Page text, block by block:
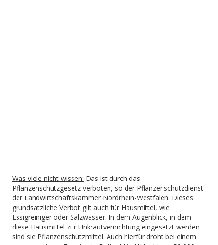
Was viele nicht wissen: Das ist durch das
Pflanzenschutzgesetz verboten, so der Pflanzenschutzdienst
der Landwirtschaftskammer Nordrhein-Westfalen. Dieses
grundsätzliche Verbot gilt auch für Hausmittel, wie
Essigreiniger oder Salzwasser. In dem Augenblick, in dem
diese Hausmittel zur Unkrautvernichtung eingesetzt werden,
sind sie Pflanzenschutzmittel. Auch hierfür droht bei einem